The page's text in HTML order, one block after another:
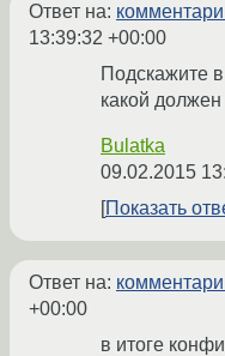
Ответ на:
13:39:32 +00:00
Подскажите
какой
Bulatka
09.02.2015
Показать
Ответ на:
+00:00
в итоге